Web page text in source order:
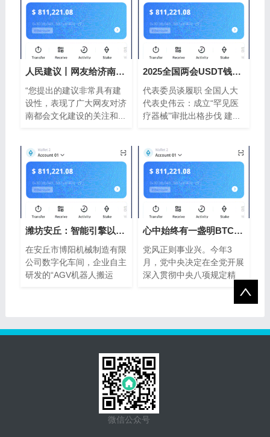
人民建议丨网友给济南文旅“支以太坊钱
“您提出的建议非常具有建
设性，表现了广大网友对济
南都会文化建设的关注和...
2025全国两会USDT钱包山东声音
代表委员谈履职 全国人大
代表史伟云：成立“罕见医
疗器械”审批出格步伐 建...
潍坊安丘：智能引擎以太坊钱包驱动财富
在安丘市博阳机械制造有限
公司数字化车间，企业自主
研发的“AGV机器人搬运
心中始终有一盏明BTC钱包亮的灯（人民论
党风正则事业兴。今年3
月，党中央决定在全党开展
深入贯彻中央八项规定精
微信公众号